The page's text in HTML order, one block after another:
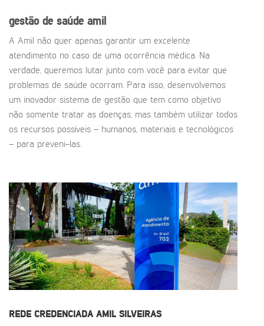
gestão de saúde amil
A Amil não quer apenas garantir um excelente
atendimento no caso de uma ocorrência médica. Na
verdade, queremos lutar junto com você para evitar que
problemas de saúde ocorram. Para isso, desenvolvemos
um inovador sistema de gestão que tem como objetivo
não somente tratar as doenças, mas também utilizar todos
os recursos possíveis – humanos, materiais e tecnológicos
– para preveni-las.
REDE CREDENCIADA AMIL SILVEIRAS